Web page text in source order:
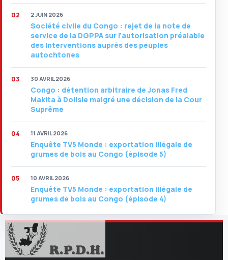
2 JUIN 2026
Société civile du Congo : rejet de la note de
service de la DGPPA sur l’autorisation préalable
des interventions auprès des peuples
autochtones
30 AVRIL 2026
Congo : détention arbitraire de Jonas Fred
Makita à Dolisie malgré une décision de la Cour
Suprême
11 AVRIL 2026
Enquête TV5 Monde : exportation illégale de
grumes de bois au Congo (épisode 5)
10 AVRIL 2026
Enquête TV5 Monde : exportation illégale de
grumes de bois au Congo (épisode 4)